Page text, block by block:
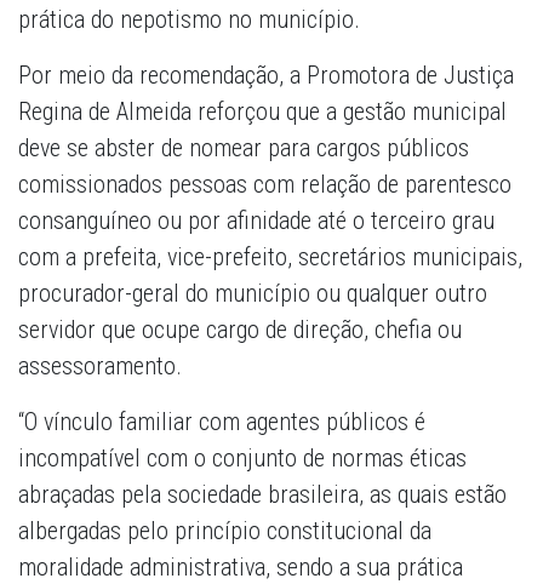
prática do nepotismo no município.
Por meio da recomendação, a Promotora de Justiça
Regina de Almeida reforçou que a gestão municipal
deve se abster de nomear para cargos públicos
comissionados pessoas com relação de parentesco
consanguíneo ou por afinidade até o terceiro grau
com a prefeita, vice-prefeito, secretários municipais,
procurador-geral do município ou qualquer outro
servidor que ocupe cargo de direção, chefia ou
assessoramento.
“O vínculo familiar com agentes públicos é
incompatível com o conjunto de normas éticas
abraçadas pela sociedade brasileira, as quais estão
albergadas pelo princípio constitucional da
moralidade administrativa, sendo a sua prática